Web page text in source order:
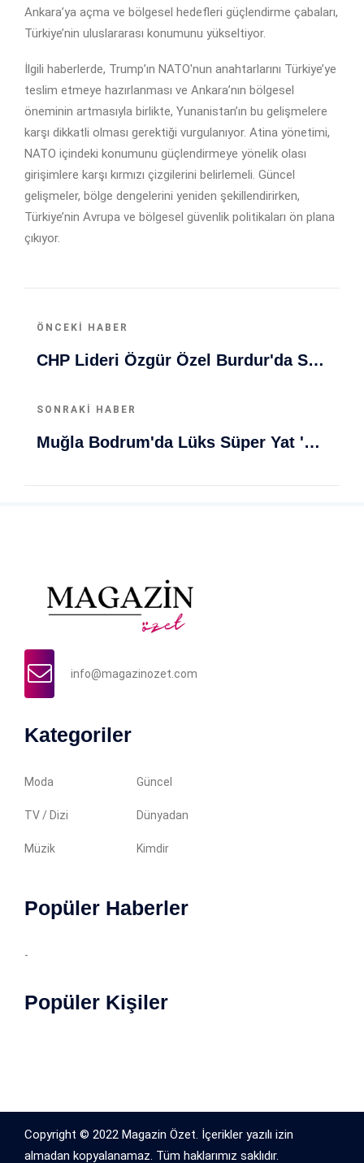
Ankara’ya açma ve bölgesel hedefleri güçlendirme çabaları,
Türkiye’nin uluslararası konumunu yükseltiyor.
İlgili haberlerde, Trump’ın NATO'nun anahtarlarını Türkiye’ye
teslim etmeye hazırlanması ve Ankara’nın bölgesel
öneminin artmasıyla birlikte, Yunanistan’ın bu gelişmelere
karşı dikkatli olması gerektiği vurgulanıyor. Atina yönetimi,
NATO içindeki konumunu güçlendirmeye yönelik olası
girişimlere karşı kırmızı çizgilerini belirlemeli. Güncel
gelişmeler, bölge dengelerini yeniden şekillendirirken,
Türkiye’nin Avrupa ve bölgesel güvenlik politikaları ön plana
çıkıyor.
ÖNCEKI HABER
CHP Lideri Özgür Özel Burdur'da Siyasetle Yürüyor: Milletle Omuz Omuza
SONRAKI HABER
Muğla Bodrum'da Lüks Süper Yat 'Golden Odyssey' Demirledi
info@magazinozet.com
Kategoriler
Moda Güncel
TV / Dizi Dünyadan
Müzik Kimdir
Popüler Haberler
-
Popüler Kişiler
Copyright © 2022 Magazin Özet. İçerikler yazılı izin
almadan kopyalanamaz. Tüm haklarımız saklıdır.